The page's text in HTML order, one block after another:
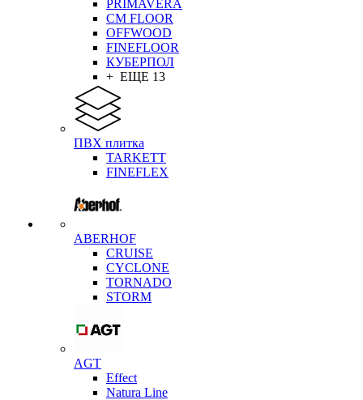
PRIMAVERA
CM FLOOR
OFFWOOD
FINEFLOOR
КУБЕРПОЛ
+ ЕЩЕ 13
ПВХ плитка
TARKETT
FINEFLEX
ABERHOF
CRUISE
CYCLONE
TORNADO
STORM
AGT
Effect
Natura Line